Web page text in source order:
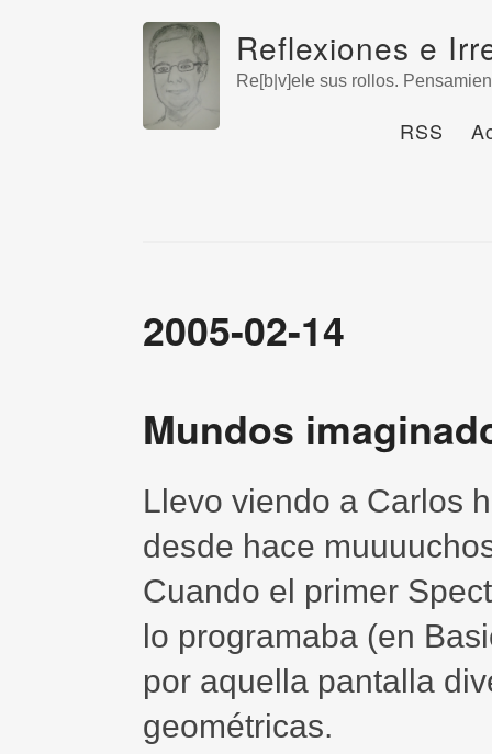
Reflexiones e
Re[b|v]ele sus rollos.
RSS
2005-02-14
Mundos
Llevo viendo a Carlos
desde hace
Cuando el primer
lo programaba (en
por aquella pantalla
geométricas.